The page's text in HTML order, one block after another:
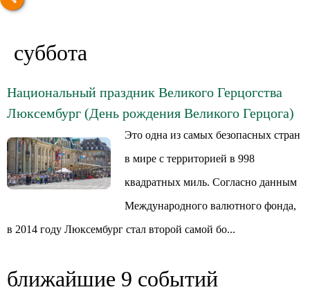
суббота
Национальный праздник Великого Герцогства
Люксембург (День рождения Великого Герцога)
Это одна из самых безопасных стран
в мире с территорией в 998
квадратных миль. Согласно данным
Международного валютного фонда,
в 2014 году Люксембург стал второй самой бо...
ближайшие 9 событий